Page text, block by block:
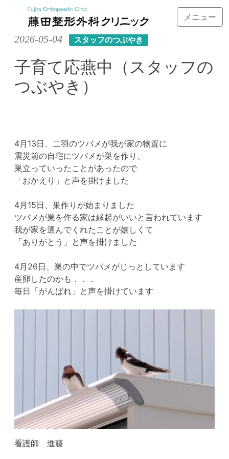
メニュー
2026-05-04 スタッフのつぶやき
子育て応燕中（スタッフの
つぶやき）
4月13日、二羽のツバメが我が家の物置に
震災前の自宅にツバメが巣を作り、
巣立っていったことがあったので
「おかえり」と声を掛けました
4月15日、巣作りが始まりました
ツバメが巣を作る家は縁起がいいと言われています
我が家を選んでくれたことが嬉しくて
「ありがとう」と声を掛けました
4月26日、巣の中でツバメがじっとしています
産卵したのかも．．．
毎日「がんばれ」と声を掛けています
看護師 進藤